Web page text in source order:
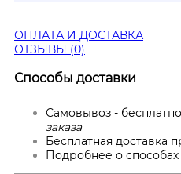
ОПЛАТА И ДОСТАВКА
ОТЗЫВЫ (0)
Способы доставки
Самовывоз -
заказа
Бесплатная доставка
Подробнее о способах